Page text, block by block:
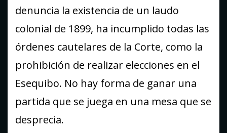
denuncia la existencia de un laudo
colonial de 1899, ha incumplido todas las
órdenes cautelares de la Corte, como la
prohibición de realizar elecciones en el
Esequibo. No hay forma de ganar una
partida que se juega en una mesa que se
desprecia.